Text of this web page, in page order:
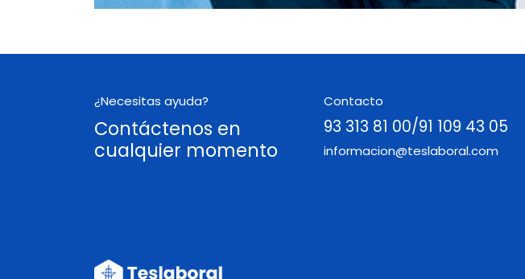
¿Necesitas ayuda?
Contáctenos en
cualquier momento
Contacto
93 313 81 00/91 109 43 05
informacion@teslaboral.com